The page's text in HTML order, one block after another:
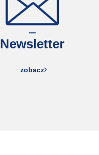
Newsletter
zobacz